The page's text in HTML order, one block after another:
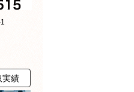
実績